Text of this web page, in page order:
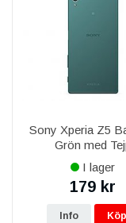
Sony Xperia Z5
Grön med
I lager
179 kr
Info Köp